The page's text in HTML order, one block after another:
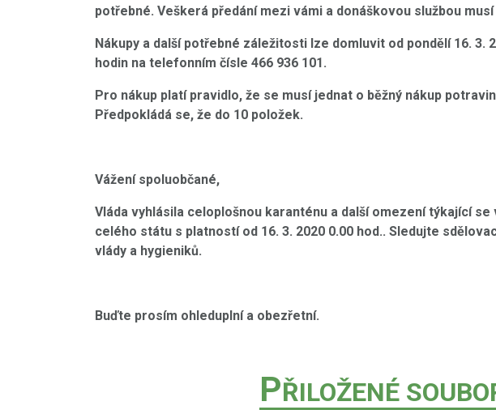
potřebné. Veškerá předání mezi vámi a donáškovou službou
Nákupy a další potřebné záležitosti lze domluvit od pondělí 16. 3.
hodin na telefonním čísle 466 936 101.
Pro nákup platí pravidlo, že se musí jednat o běžný nákup
Předpokládá se, že do 10 položek.
Vážení spoluobčané,
Vláda vyhlásila celoplošnou karanténu a další omezení týkající se
celého státu s platností od 16. 3. 2020 0.00 hod.. Sledujte
vlády a hygieniků.
Buďte prosím ohleduplní a obezřetní.
PŘILOŽENÉ